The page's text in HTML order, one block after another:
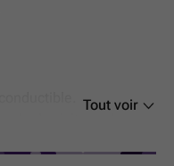
Tout voir